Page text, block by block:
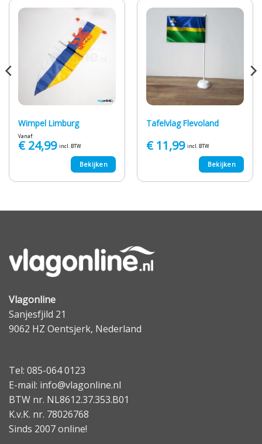
Wimpel Limburg
Vanaf:
€24,99 incl. BTW
Bekijken
Tafelvlag Flevoland
€11,99 incl. BTW
Bekijken
Vlagonline
Sanjesfjild 21
9062 HZ Oentsjerk, Nederland
Tel: 085-064 0123
E-mail: info@vlagonline.nl
BTW nr. NL8612.37.353.B01
K.v.K. nr. 78026768
Sinds 2007 online!